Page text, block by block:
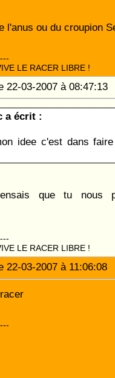
l'anus ou du croupion
LE RACER LIBRE !
22-03-2007 à
a écrit :
idee c'est dans
que tu nous
LE RACER LIBRE !
22-03-2007 à